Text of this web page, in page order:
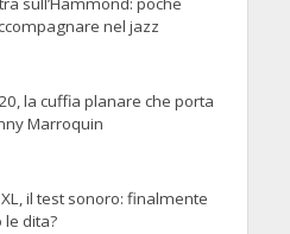
nel jazz
la cuffia planare che porta
Marroquin
il test sonoro: finalmente
dita?